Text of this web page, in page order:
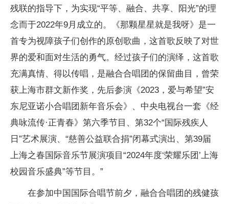
残联的指导下，为实现“平等、融合、共享、阳光”的理
念而于2022年9月成立的。《那颗星星就是我呀》是一
首专为视障孩子们创作的原创歌曲，这首歌反映了对世
界的爱和面对生活的勇气。经过孩子们的演绎，这首歌
充满真情、得以传唱，是融合合唱团的保留曲目，曾荣
获上海市群文新作奖，先后参演《2023，爱与希望”安
东尼亚诺小合唱团新年音乐会》、中央电视台一套《经
典咏流传·正青春》第六季节目、第32个“国际残疾人
日”艺术展演、“慈善公益联合捐”闭幕式演出、第39届
上海之春国际音乐节展演项目“2024年度‘荣耀乐团’上海
校园音乐盛典”等节目。”
在参加中国国际合唱节前夕，融合合唱团的残健孩